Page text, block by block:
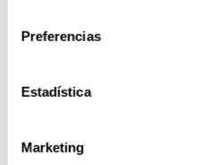
Preferencias
Estadística
Marketing
El espíritu romántico de la línea
aplicaciones en 3D. Detalles
guipur y pedrería
pensada para novias que